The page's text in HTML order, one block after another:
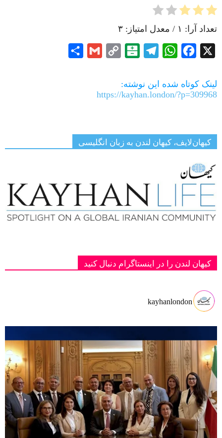
تعداد آرا: ۱ / معدل امتیاز: ۳
X
Facebook
WhatsApp
Telegram
Balatarin
Copy
Gmail
لینک کوتاه شده این نوشته:
https://kayhan.london/?p=309968
کیهان‌لایف، کیهان لندن به زبان انگلیسی
کیهان لندن را در اینستاگرام دنبال کنید
kayhanlondon